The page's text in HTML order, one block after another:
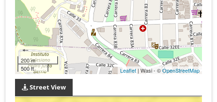
200 m
500 ft
Leaflet | Wasi - ©OpenStreetMap
Street View